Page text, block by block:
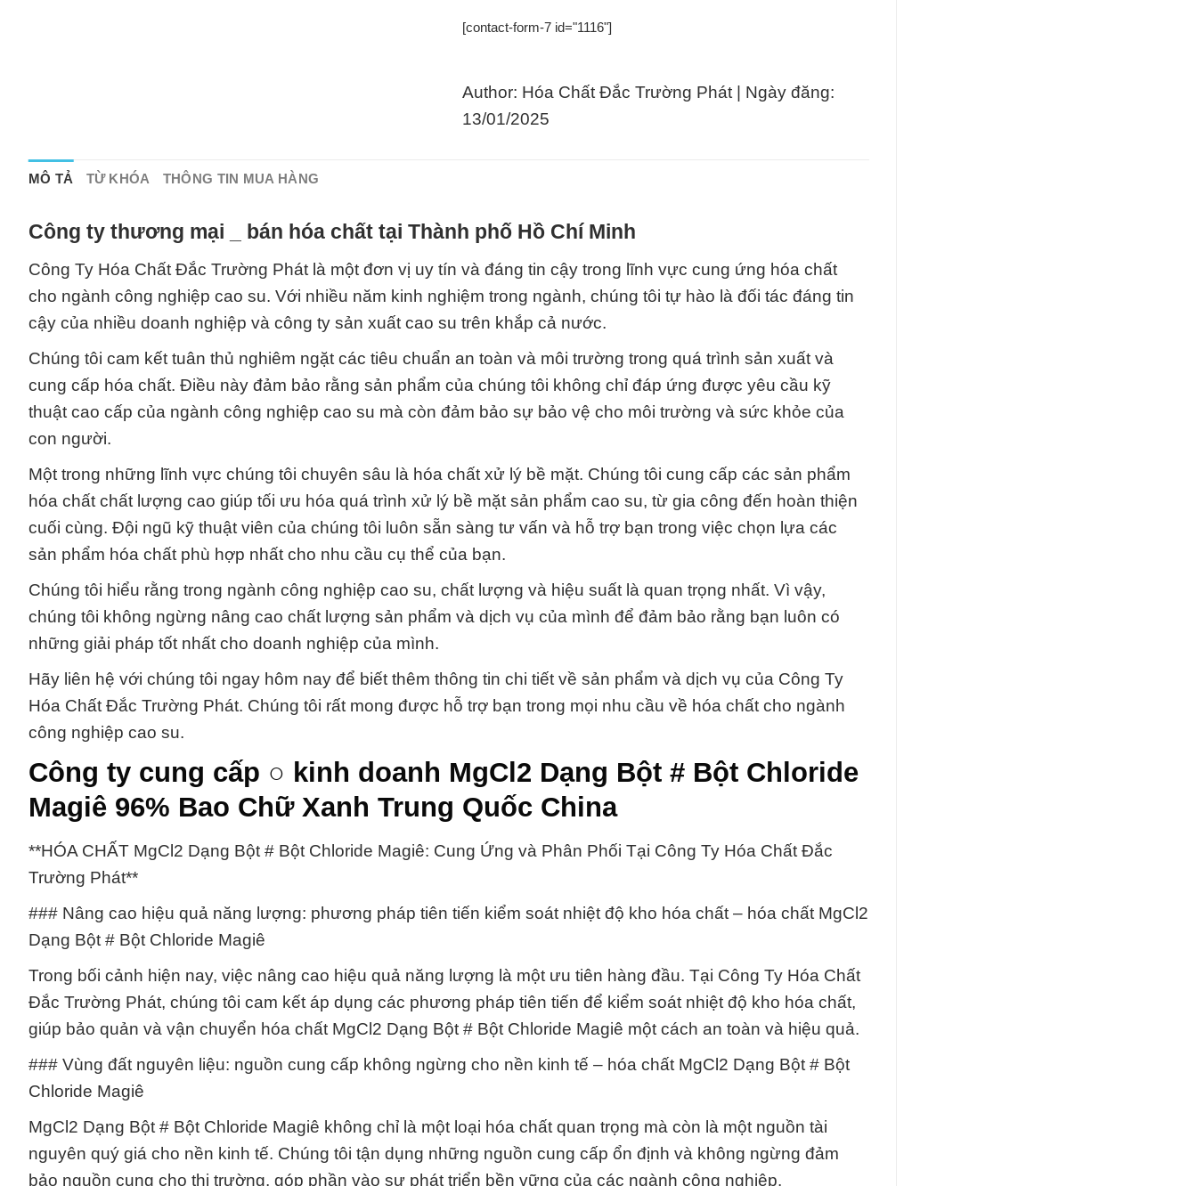
[contact-form-7 id="1116"]
Author: Hóa Chất Đắc Trường Phát | Ngày đăng:
13/01/2025
MÔ TẢ TỪ KHÓA THÔNG TIN MUA HÀNG
Công ty thương mại _ bán hóa chất tại Thành phố Hồ Chí Minh
Công Ty Hóa Chất Đắc Trường Phát là một đơn vị uy tín và đáng tin cậy trong lĩnh vực cung ứng hóa chất
cho ngành công nghiệp cao su. Với nhiều năm kinh nghiệm trong ngành, chúng tôi tự hào là đối tác đáng tin
cậy của nhiều doanh nghiệp và công ty sản xuất cao su trên khắp cả nước.
Chúng tôi cam kết tuân thủ nghiêm ngặt các tiêu chuẩn an toàn và môi trường trong quá trình sản xuất và
cung cấp hóa chất. Điều này đảm bảo rằng sản phẩm của chúng tôi không chỉ đáp ứng được yêu cầu kỹ
thuật cao cấp của ngành công nghiệp cao su mà còn đảm bảo sự bảo vệ cho môi trường và sức khỏe của
con người.
Một trong những lĩnh vực chúng tôi chuyên sâu là hóa chất xử lý bề mặt. Chúng tôi cung cấp các sản phẩm
hóa chất chất lượng cao giúp tối ưu hóa quá trình xử lý bề mặt sản phẩm cao su, từ gia công đến hoàn thiện
cuối cùng. Đội ngũ kỹ thuật viên của chúng tôi luôn sẵn sàng tư vấn và hỗ trợ bạn trong việc chọn lựa các
sản phẩm hóa chất phù hợp nhất cho nhu cầu cụ thể của bạn.
Chúng tôi hiểu rằng trong ngành công nghiệp cao su, chất lượng và hiệu suất là quan trọng nhất. Vì vậy,
chúng tôi không ngừng nâng cao chất lượng sản phẩm và dịch vụ của mình để đảm bảo rằng bạn luôn có
những giải pháp tốt nhất cho doanh nghiệp của mình.
Hãy liên hệ với chúng tôi ngay hôm nay để biết thêm thông tin chi tiết về sản phẩm và dịch vụ của Công Ty
Hóa Chất Đắc Trường Phát. Chúng tôi rất mong được hỗ trợ bạn trong mọi nhu cầu về hóa chất cho ngành
công nghiệp cao su.
Công ty cung cấp ○ kinh doanh MgCl2 Dạng Bột # Bột Chloride
Magiê 96% Bao Chữ Xanh Trung Quốc China
**HÓA CHẤT MgCl2 Dạng Bột # Bột Chloride Magiê: Cung Ứng và Phân Phối Tại Công Ty Hóa Chất Đắc
Trường Phát**
### Nâng cao hiệu quả năng lượng: phương pháp tiên tiến kiểm soát nhiệt độ kho hóa chất – hóa chất MgCl2
Dạng Bột # Bột Chloride Magiê
Trong bối cảnh hiện nay, việc nâng cao hiệu quả năng lượng là một ưu tiên hàng đầu. Tại Công Ty Hóa Chất
Đắc Trường Phát, chúng tôi cam kết áp dụng các phương pháp tiên tiến để kiểm soát nhiệt độ kho hóa chất,
giúp bảo quản và vận chuyển hóa chất MgCl2 Dạng Bột # Bột Chloride Magiê một cách an toàn và hiệu quả.
### Vùng đất nguyên liệu: nguồn cung cấp không ngừng cho nền kinh tế – hóa chất MgCl2 Dạng Bột # Bột
Chloride Magiê
MgCl2 Dạng Bột # Bột Chloride Magiê không chỉ là một loại hóa chất quan trọng mà còn là một nguồn tài
nguyên quý giá cho nền kinh tế. Chúng tôi tận dụng những nguồn cung cấp ổn định và không ngừng đảm
bảo nguồn cung cho thị trường, góp phần vào sự phát triển bền vững của các ngành công nghiệp.